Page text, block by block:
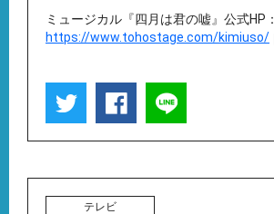
ミュージカル『四月は君の嘘』公式HP：
https://www.tohostage.com/kimiuso/
テレビ